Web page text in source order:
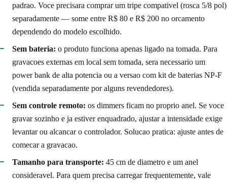
padrao. Voce precisara comprar um tripe compativel (rosca 5/8 pol)
separadamente — some entre R$ 80 e R$ 200 no orcamento
dependendo do modelo escolhido.
Sem bateria: o produto funciona apenas ligado na tomada. Para
gravacoes externas em local sem tomada, sera necessario um
power bank de alta potencia ou a versao com kit de baterias NP-F
(vendida separadamente por alguns revendedores).
Sem controle remoto: os dimmers ficam no proprio anel. Se voce
gravar sozinho e ja estiver enquadrado, ajustar a intensidade exige
levantar ou alcancar o controlador. Solucao pratica: ajuste antes de
comecar a gravacao.
Tamanho para transporte: 45 cm de diametro e um anel
consideravel. Para quem precisa carregar frequentemente, vale